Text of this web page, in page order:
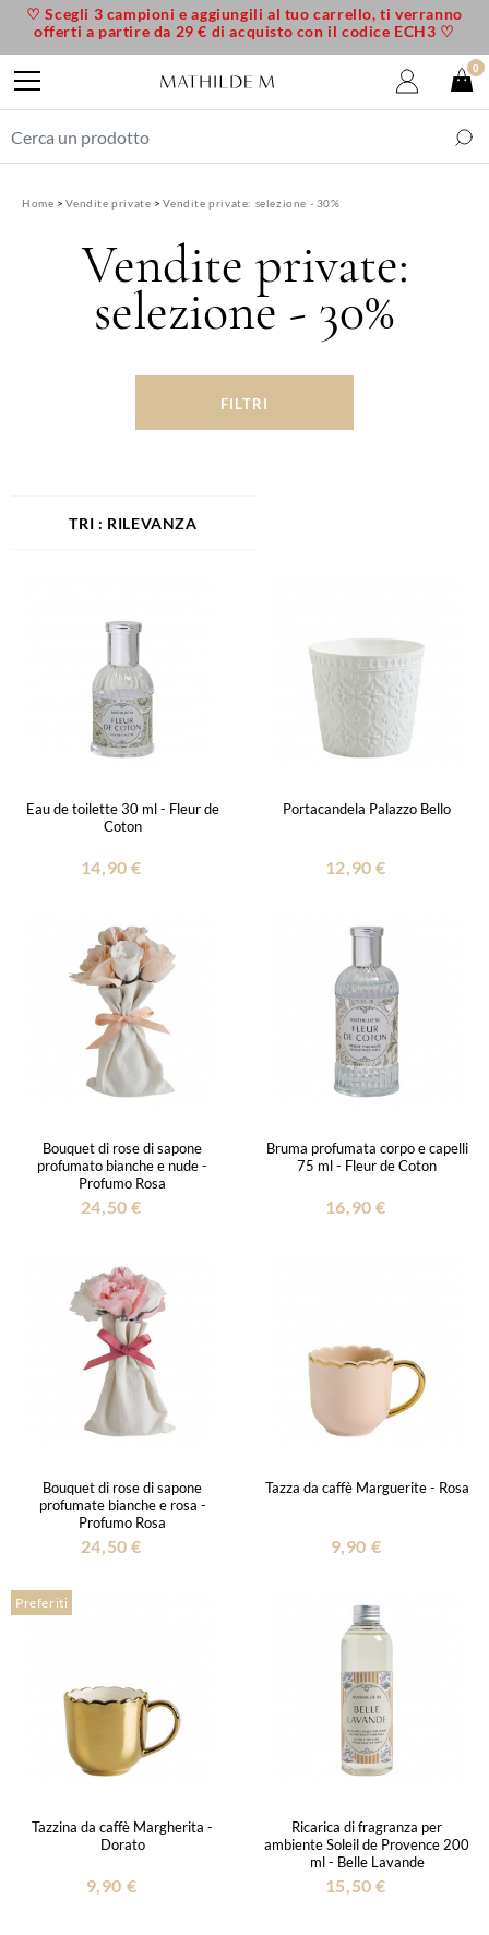
Home Vendite private Vendite private: selezione - 30%
Vendite private:
selezione - 30%
FILTRI
RILEVANZA
Eau de toilette 30 ml - Fleur de
Coton
14,90 €
Portacandela Palazzo Bello
12,90 €
Bouquet di rose di sapone
profumato bianche e nude -
Profumo Rosa
24,50 €
Bruma profumata corpo e capelli
75 ml - Fleur de Coton
16,90 €
Bouquet di rose di sapone
profumate bianche e rosa -
Profumo Rosa
24,50 €
Tazza da caffè Marguerite - Rosa
9,90 €
Preferiti
Tazzina da caffè Margherita -
Dorato
9,90 €
Ricarica di fragranza per
ambiente Soleil de Provence 200
ml - Belle Lavande
15,50 €
♡ Scegli 3 campioni e aggiungili al tuo carrello, ti verranno
offerti a partire da 29 € di acquisto con il codice ECH3 ♡
0